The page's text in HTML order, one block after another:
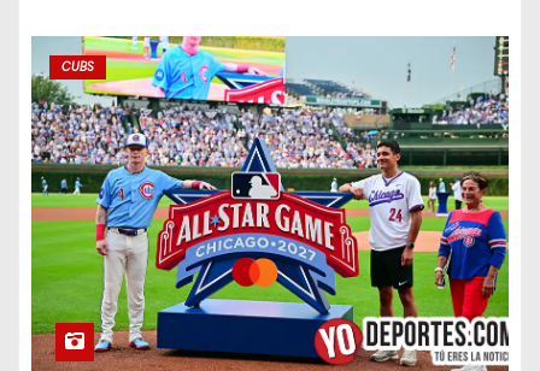
CUBS